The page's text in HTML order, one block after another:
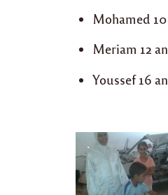
Mohamed 10
Meriam 12
Youssef 16